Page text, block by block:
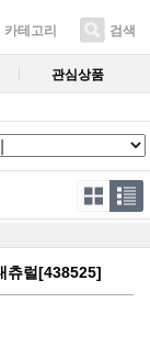
카테고리 검색
관심상품
츄럴[438525]